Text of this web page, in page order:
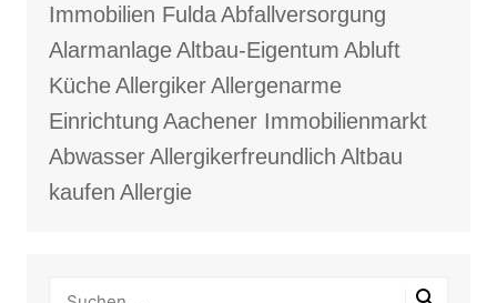
Immobilien FuldaAbfallversorgung
AlarmanlageAltbau-Eigentum Abluft
KücheAllergikerAllergenarme
Einrichtung Aachener Immobilienmarkt
AbwasserAllergikerfreundlich Altbau
kaufen Allergie